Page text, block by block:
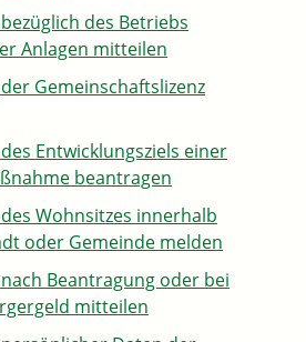
des Betriebs
Anlagen mitteilen
Gemeinschaftslizenz
Entwicklungsziels einer
beantragen
Wohnsitzes innerhalb
oder Gemeinde melden
Beantragung oder bei
mitteilen